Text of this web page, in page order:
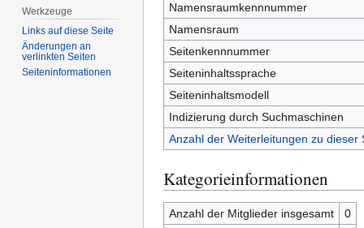
Namensraumkennnummer
Namensraum
Seitenkennnummer
Seiteninhaltssprache
Seiteninhaltsmodell
Indizierung durch Suchmaschinen
Anzahl der Weiterleitungen zu dieser
Kategorieinformationen
Anzahl der Mitglieder insgesamt
0
Werkzeuge
Links auf diese Seite
Änderungen an
verlinkten Seiten
Seiten­­informationen